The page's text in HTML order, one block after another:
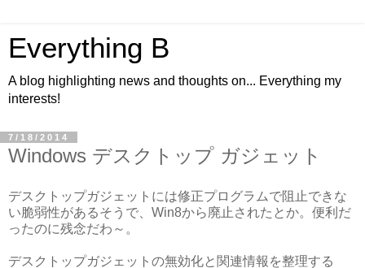
Everything B
A blog highlighting news and thoughts on... Everything my
interests!
7/18/2014
Windows デスクトップ ガジェット
デスクトップガジェットには修正プログラムで阻止できな
い脆弱性があるそうで、Win8から廃止されたとか。便利だ
ったのに残念だわ～。
デスクトップガジェットの無効化と関連情報を整理する